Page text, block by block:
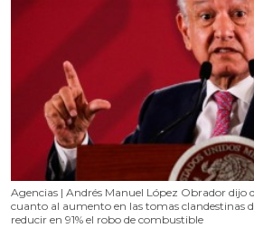
Agencias | Andrés Manuel López Obrador dijo
cuanto al aumento en las tomas clandestinas
reducir en 91% el robo de combustible